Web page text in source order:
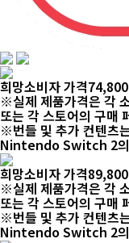
희망소비자 가격74,800
※실제 제품가격은 각
또는 각 스토어의 구매
※번들 및 추가 컨텐
Nintendo Switch 2의
희망소비자 가격89,800
※실제 제품가격은 각
또는 각 스토어의 구매
※번들 및 추가 컨텐
Nintendo Switch 2의